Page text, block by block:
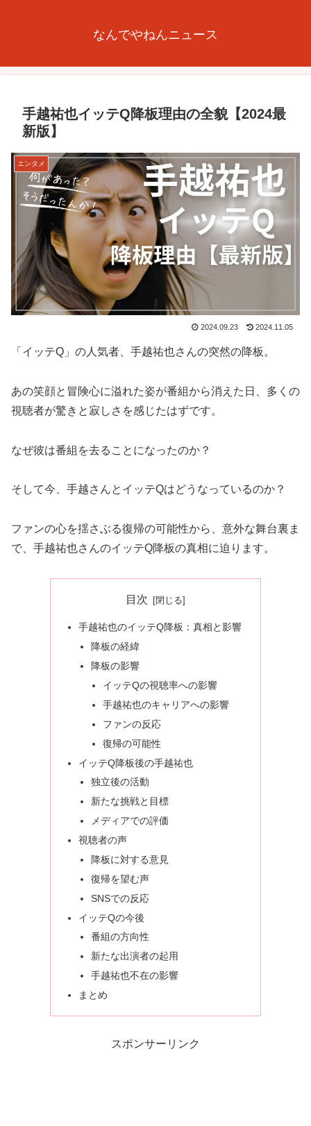
なんでやねんニュース
手越祐也イッテQ降板理由の全貌【2024最
新版】
エンタメ
2024.09.23 2024.11.05
「イッテQ」の人気者、手越祐也さんの突然の降板。
あの笑顔と冒険心に溢れた姿が番組から消えた日、多くの
視聴者が驚きと寂しさを感じたはずです。
なぜ彼は番組を去ることになったのか？
そして今、手越さんとイッテQはどうなっているのか？
ファンの心を揺さぶる復帰の可能性から、意外な舞台裏ま
で、手越祐也さんのイッテQ降板の真相に迫ります。
目次
手越祐也のイッテQ降板：真相と影響
降板の経緯
降板の影響
イッテQの視聴率への影響
手越祐也のキャリアへの影響
ファンの反応
復帰の可能性
イッテQ降板後の手越祐也
独立後の活動
新たな挑戦と目標
メディアでの評価
視聴者の声
降板に対する意見
復帰を望む声
SNSでの反応
イッテQの今後
番組の方向性
新たな出演者の起用
手越祐也不在の影響
まとめ
スポンサーリンク